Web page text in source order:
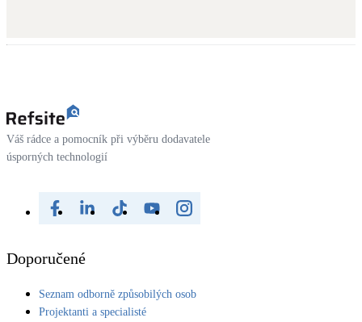
Váš rádce a pomocník při výběru dodavatele
úsporných technologií
Doporučené
Seznam odborně způsobilých osob
Projektanti a specialisté